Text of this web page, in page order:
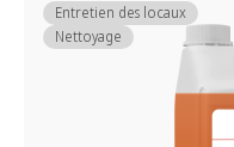
Entretien des locaux
Nettoyage